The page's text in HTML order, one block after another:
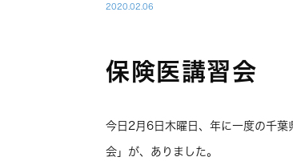
2020.02.06
保険医講習会
今日2月6日木曜日、年に一度の千葉
会」が、ありました。